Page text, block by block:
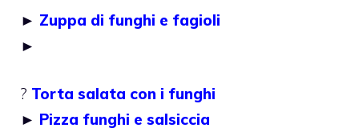
► Zuppa di funghi e fagioli
►
? Torta salata con i funghi
► Pizza funghi e salsiccia